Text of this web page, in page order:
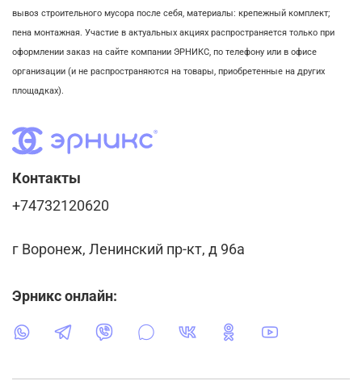
вывоз строительного мусора после себя, материалы: крепежный комплект;
пена монтажная. Участие в актуальных акциях распространяется только при
оформлении заказ на сайте компании ЭРНИКС, по телефону или в офисе
организации (и не распространяются на товары, приобретенные на других
площадках).
Контакты
+74732120620
г Воронеж, Ленинский пр-кт, д 96а
Эрникс онлайн: